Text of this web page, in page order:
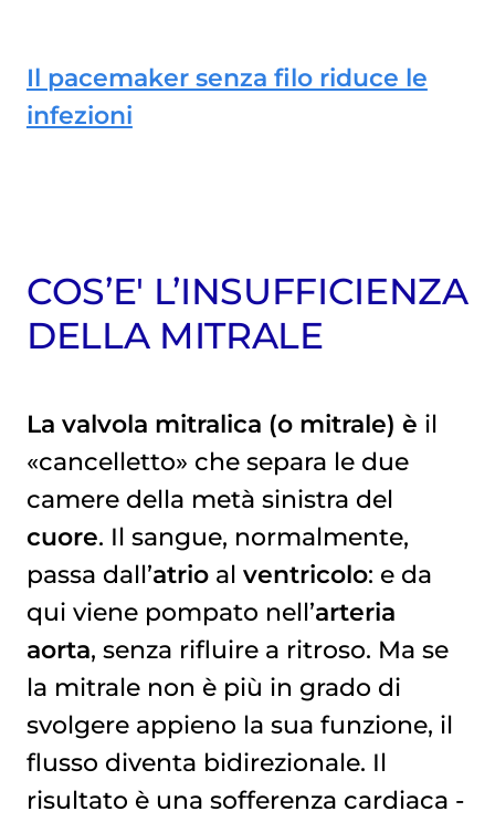
Il pacemaker senza filo riduce le
infezioni
COS’E' L’INSUFFICIENZA
DELLA MITRALE
La valvola mitralica (o mitrale) è il
«cancelletto» che separa le due
camere della metà sinistra del
cuore. Il sangue, normalmente,
passa dall’atrioal ventricolo: e da
qui viene pompato nell’arteria
aorta, senza rifluire a ritroso. Ma se
la mitrale non è più in grado di
svolgere appieno la sua funzione, il
flusso diventa bidirezionale. Il
risultato è una sofferenza cardiaca -